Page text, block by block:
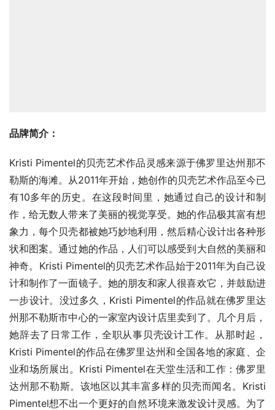
品牌简介：
Kristi Pimentel的贝壳艺术作品灵感来源于佛罗里达州那不
勒斯的海滩。从2011年开始，她创作的贝壳艺术作品至今已
有10多年的历史。在这段时间里，她通过自己的设计和制
作，给无数人带来了美丽的视觉享受。她的作品极其富有想
象力，每个贝壳都被她巧妙地利用，然后精心设计出各种形
状和图案。通过她的作品，人们可以感受到大自然的美丽和
神奇。Kristi Pimentel的贝壳艺术作品始于2011年为自己设
计和制作了一面镜子。她的朋友和家人很喜欢它，并鼓励进
一步设计。没过多久，Kristi Pimentel的作品就在佛罗里达
州那不勒斯市中心的一家室内设计店里卖到了。几个月后，
她辞去了日常工作，全职从事贝壳设计工作。从那时起，
Kristi Pimentel的作品在佛罗里达州和全国各地的家庭、企
业和场所展出。Kristi Pimentel在天堂生活和工作：佛罗里
达州那不勒斯。该地区以其丰富多样的贝壳而闻名。Kristi
Pimentel想不出一个更好的自然环境来激发设计灵感。为了